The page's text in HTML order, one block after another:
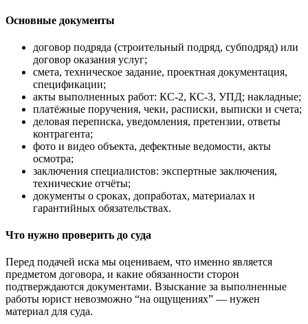
Основные документы
договор подряда (строительный подряд, субподряд) или
договор оказания услуг;
смета, техническое задание, проектная документация,
спецификации;
акты выполненных работ: КС-2, КС-3, УПД; накладные;
платёжные поручения, чеки, расписки, выписки и счета;
деловая переписка, уведомления, претензии, ответы
контрагента;
фото и видео объекта, дефектные ведомости, акты
осмотра;
заключения специалистов: экспертные заключения,
технические отчёты;
документы о сроках, допработах, материалах и
гарантийных обязательствах.
Что нужно проверить до суда
Перед подачей иска мы оцениваем, что именно является
предметом договора, и какие обязанности сторон
подтверждаются документами. Взыскание за выполненные
работы юрист невозможно “на ощущениях” — нужен
материал для суда.